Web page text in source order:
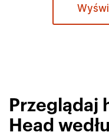
Przeglądaj
Head